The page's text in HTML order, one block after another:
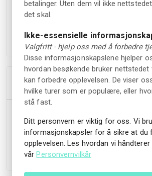
Ta en matbit i kafeen og besøk
utenfor museet
informasjonstavler og en app-basert
Tillegg
Åpningstider: Mandag-søndag, kl. 10.00-
for grupper kan bestilles året rundt, med
ledige plasser.
betalinger. Uten dem vil ikke
det skal.
Ikke-essensielle
Valgfritt - hjelp oss med å forbedre
Disse informasjonskapslene hjelper
hvordan besøkende bruker nettstedet
kan forbedre opplevelsen. De viser
hvilke turer som er populære, eller
stå fast.
Ditt personvern er viktig for oss. Vi
informasjonskapsler for å sikre at du
opplevelsen. Les hvordan vi håndterer
vårPersonvernvilkår